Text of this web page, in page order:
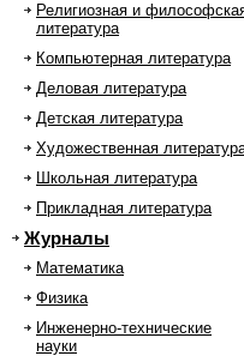
Религиозная и
литература
Компьютерная литература
Деловая литература
Детская литература
Художественная
Школьная литература
Прикладная литература
Журналы
Математика
Физика
Инженерно-технические
науки